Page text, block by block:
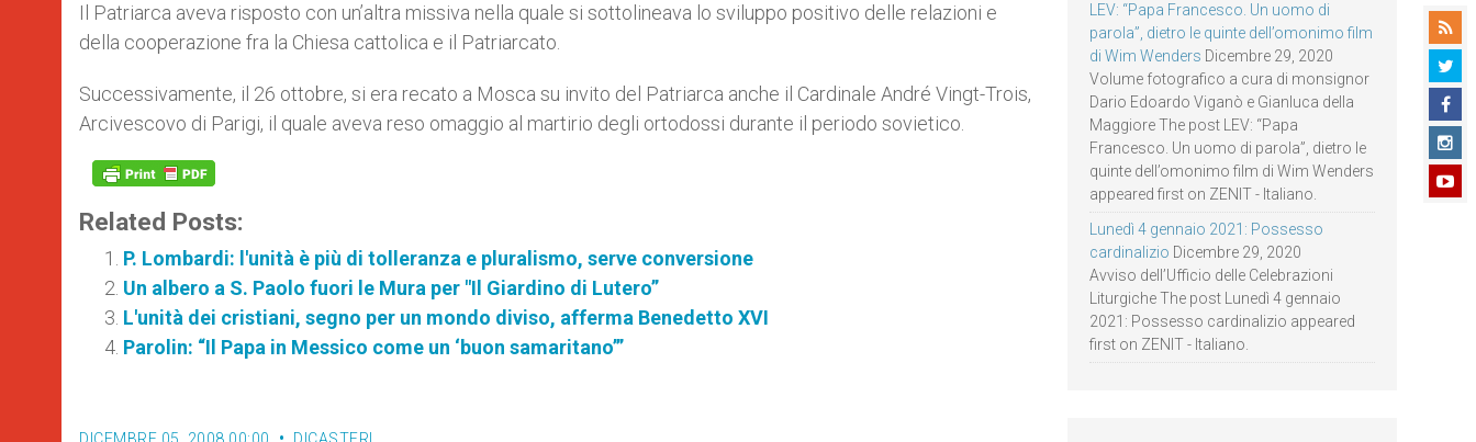
Il Patriarca aveva risposto con un’altra missiva nella quale si sottolineava lo sviluppo positivo delle relazioni e
della cooperazione fra la Chiesa cattolica e il Patriarcato.
Successivamente, il 26 ottobre, si era recato a Mosca su invito del Patriarca anche il Cardinale André Vingt-Trois,
Arcivescovo di Parigi, il quale aveva reso omaggio al martirio degli ortodossi durante il periodo sovietico.
Related Posts:
P. Lombardi: l'unità è più di tolleranza e pluralismo, serve conversione
Un albero a S. Paolo fuori le Mura per "Il Giardino di Lutero”
L'unità dei cristiani, segno per un mondo diviso, afferma Benedetto XVI
Parolin: “Il Papa in Messico come un ‘buon samaritano’”
LEV: “Papa Francesco. Un uomo di
parola”, dietro le quinte dell’omonimo film
di Wim Wenders Dicembre 29, 2020
Volume fotografico a cura di monsignor
Dario Edoardo Viganò e Gianluca della
Maggiore The post LEV: “Papa
Francesco. Un uomo di parola”, dietro le
quinte dell’omonimo film di Wim Wenders
appeared first on ZENIT - Italiano.
Lunedì 4 gennaio 2021: Possesso
cardinalizio Dicembre 29, 2020
Avviso dell’Ufficio delle Celebrazioni
Liturgiche The post Lunedì 4 gennaio
2021: Possesso cardinalizio appeared
first on ZENIT - Italiano.